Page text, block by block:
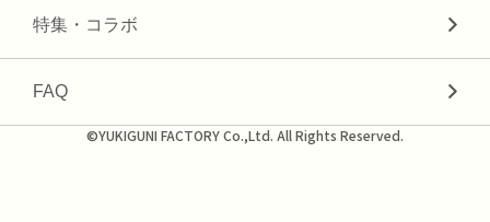
特集・コラボ
FAQ
©YUKIGUNI FACTORY Co.,Ltd. All Rights Reserved.